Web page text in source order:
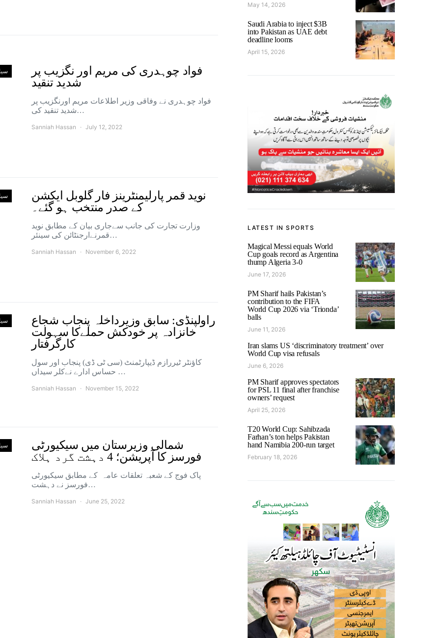
فواد چوہدری کی مریم اور نگزیب پر
شدید تنقید
فواد چوہدری نے وفاقی وزیر اطلاعات مریم اورنگزیب پر
شدید تنقید کی…
Sanniah Hassan July 12, 2022
نوید قمر پارلیمنٹرینز فار گلوبل ایکشن
کے صدر منتخب ہو گئے۔
وزارت تجارت کی جانب سےجاری بیان کے مطابق نوید
قمرنےارجنٹائن کی سینئر…
Sanniah Hassan November 6, 2022
راولپنڈی: سابق وزیرداخلہ پنجاب شجاع
خانزادہ پر خودکش حملےکا سہولت
کارگرفتار
کاؤنٹر ٹیررازم ڈیپارٹمنٹ (سی ٹی ڈی) پنجاب اور سول
حساس ادارے نےکلر سیداں …
Sanniah Hassan November 15, 2022
شمالی وزیرستان میں سیکیورٹی
فورسز کا آپریشن؛ 4 دہشت گرد ہلاک
پاک فوج کے شعبہ تعلقات عامہ کے مطابق سیکیورٹی
فورسز نے دہشت…
Sanniah Hassan June 25, 2022
May 14, 2026
Saudi Arabia to inject $3B
into Pakistan as UAE debt
deadline looms
April 15, 2026
LATEST IN SPORTS
Magical Messi equals World
Cup goals record as Argentina
thump Algeria 3-0
June 17, 2026
PM Sharif hails Pakistan’s
contribution to the FIFA
World Cup 2026 via ‘Trionda’
balls
June 11, 2026
Iran slams US ‘discriminatory treatment’ over
World Cup visa refusals
June 6, 2026
PM Sharif approves spectators
for PSL 11 final after franchise
owners’ request
April 25, 2026
T20 World Cup: Sahibzada
Farhan’s ton helps Pakistan
hand Namibia 200-run target
February 18, 2026